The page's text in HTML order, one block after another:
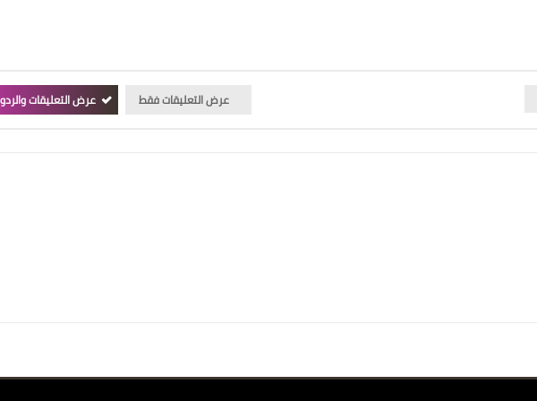
عرض التعليقات فقط عرض التعليقات